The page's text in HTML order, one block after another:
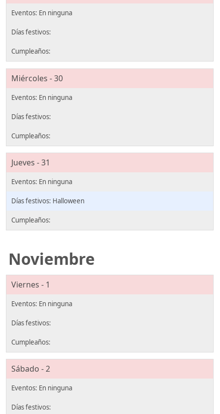
Miércoles - 30
Jueves - 31
Halloween
Noviembre
Viernes - 1
Sábado - 2